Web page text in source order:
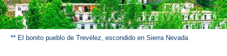
Ardales
Álora
** El bonito pueblo de Trevélez, escondido en Sierra Nevada